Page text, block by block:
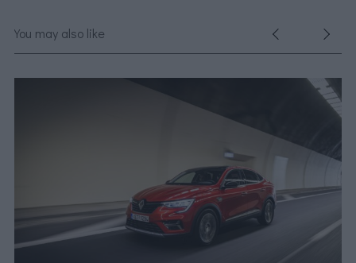
You may also like